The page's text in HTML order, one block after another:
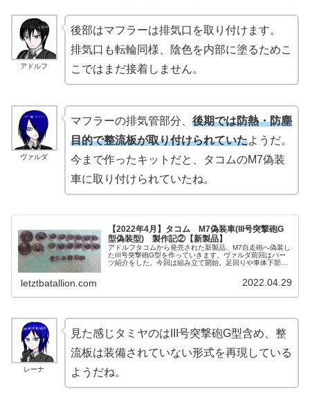
アドルフ
後部はマフラーは排気口を取り付けます。
排気口も転輪同様、陰色を内部に塗るためこ
こではまだ接着しません。
ヴァルダ
マフラーの排気管部分、 後期では防熱・防塵
目的で整流板が取り付けられていたようだ。
今まで作ったキットだと、タコムのM7偽装
車に取り付けられていたね。
【2022年4月】タコム M7偽装車(III号突撃砲G
型偽装型) 製作記②【新製品】
アドルフタコムから発売された新製品、M7自走砲へ偽装し
たIII号突撃砲G型を作っていきます。ヴァルダ前回はパー
ツ紹介をした。今回は組み立て開始。足回りや車体下部を
letztbatallion.com 2022.04.29
レーナ
見た感じタミヤのはIII号突撃砲G型含め、整
流板は装備されていない形式を再現している
ようだね。